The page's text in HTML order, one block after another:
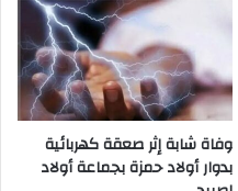
وفاة شابة إثر صعقة كهربائية
بدوار أولاد حمزة بجماعة أولاد